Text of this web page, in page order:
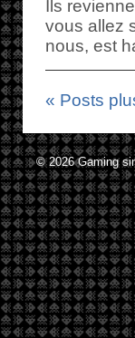
Ils
vous allez
nous, est
« Posts
© 2026Gaming